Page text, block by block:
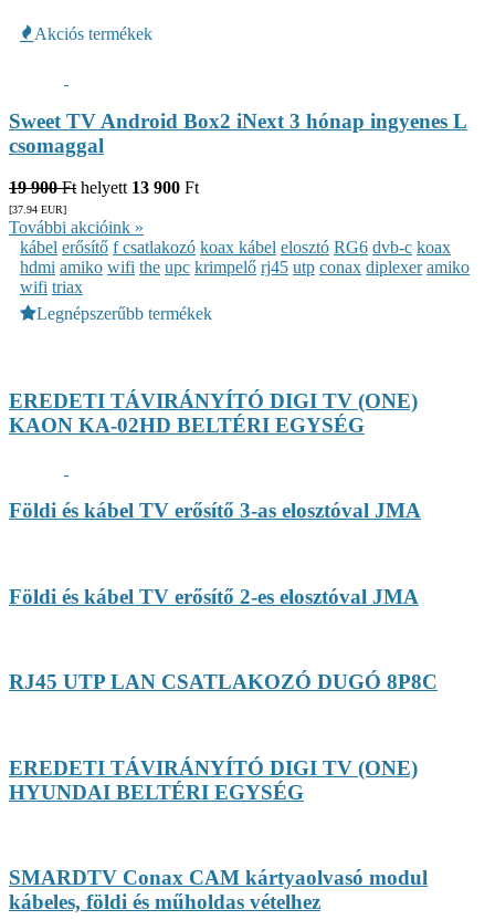
Akciós termékek
Sweet TV Android Box2 iNext 3 hónap ingyenes L
csomaggal
19 900 Ft helyett 13 900 Ft
[37.94 EUR]
További akcióink »
kábel erősítő f csatlakozó koax kábel elosztó RG6 dvb-c koax
hdmi amiko wifi the upc krimpelő rj45 utp conax diplexer amiko
wifi triax
Legnépszerűbb termékek
EREDETI TÁVIRÁNYÍTÓ DIGI TV (ONE)
KAON KA-02HD BELTÉRI EGYSÉG
Földi és kábel TV erősítő 3-as elosztóval JMA
Földi és kábel TV erősítő 2-es elosztóval JMA
RJ45 UTP LAN CSATLAKOZÓ DUGÓ 8P8C
EREDETI TÁVIRÁNYÍTÓ DIGI TV (ONE)
HYUNDAI BELTÉRI EGYSÉG
SMARDTV Conax CAM kártyaolvasó modul
kábeles, földi és műholdas vételhez